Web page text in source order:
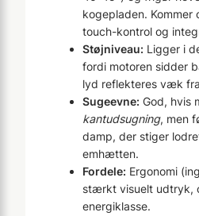
kogepladen. Kommer
touch-kontrol og
Støjniveau: Ligger i
fordi motoren sidder
lyd reflekteres væk
Sugeevne: God, hvis
kantudsugning, men
damp, der stiger
emhætten.
Fordele: Ergonomi
stærkt visuelt udtryk,
energiklasse.